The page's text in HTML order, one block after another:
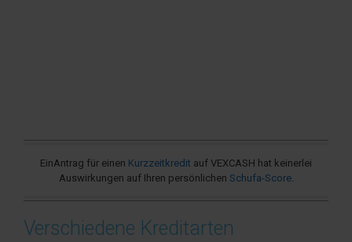
EinAntrag für einen Kurzzeitkredit auf VEXCASH hat keinerlei
Auswirkungen auf Ihren persönlichen Schufa-Score.
Verschiedene Kreditarten